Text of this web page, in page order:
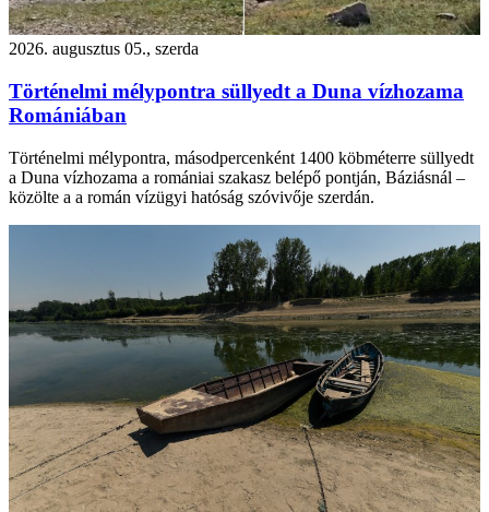
2026. augusztus 05., szerda
Történelmi mélypontra süllyedt a Duna vízhozama
Romániában
Történelmi mélypontra, másodpercenként 1400 köbméterre süllyedt
a Duna vízhozama a romániai szakasz belépő pontján, Báziásnál –
közölte a a román vízügyi hatóság szóvivője szerdán.